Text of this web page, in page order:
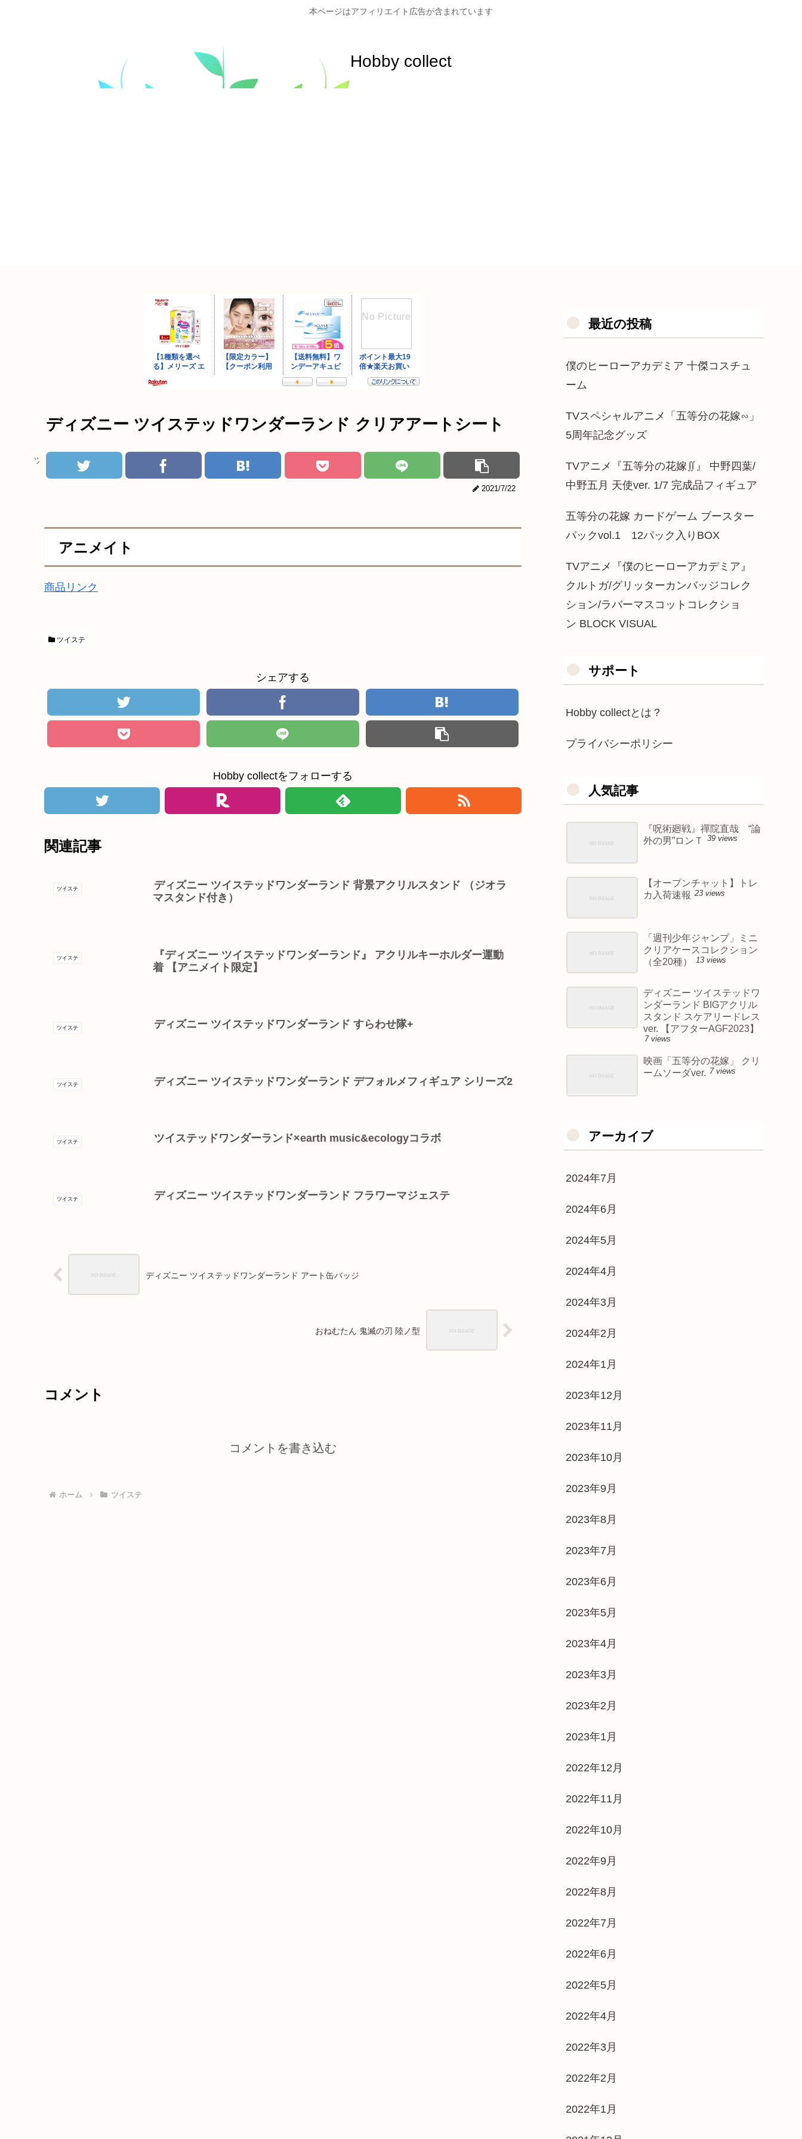
本ページはアフィリエイト広告が含まれています
Hobby collect
ディズニー ツイステッドワンダーランド クリアアートシート
ツイステ
2021/7/22
アニメイト
商品リンク
ツイステ
シェアする
Hobby collectをフォローする
関連記事
ツイステ
ディズニー ツイステッドワンダーランド 背景アクリルスタンド （ジオラ
マスタンド付き）
ツイステ
『ディズニー ツイステッドワンダーランド』 アクリルキーホルダー運動
着 【アニメイト限定】
ツイステ ディズニー ツイステッドワンダーランド すらわせ隊+
ツイステ ディズニー ツイステッドワンダーランド デフォルメフィギュア シリーズ2
ツイステ ツイステッドワンダーランド×earth music&ecologyコラボ
ツイステ ディズニー ツイステッドワンダーランド フラワーマジェステ
ディズニー ツイステッドワンダーランド アート缶バッジ
おねむたん 鬼滅の刃 陸ノ型
コメント
コメントを書き込む
ホーム ツイステ
最近の投稿
僕のヒーローアカデミア 十傑コスチュ
ーム
TVスペシャルアニメ「五等分の花嫁∽」
5周年記念グッズ
TVアニメ『五等分の花嫁∬』 中野四葉/
中野五月 天使ver. 1/7 完成品フィギュア
五等分の花嫁 カードゲーム ブースター
パックvol.1 12パック入りBOX
TVアニメ『僕のヒーローアカデミア』
クルトガ/グリッターカンバッジコレク
ション/ラバーマスコットコレクショ
ン BLOCK VISUAL
サポート
Hobby collectとは？
プライバシーポリシー
人気記事
『呪術廻戦』禪院直哉 “論
外の男”ロンＴ
39 views
【オープンチャット】トレ
カ入荷速報 23 views
「週刊少年ジャンプ」ミニ
クリアケースコレクション
（全20種）
13 views
ディズニー ツイステッドワ
ンダーランド BIGアクリル
スタンド スケアリードレス
ver. 【アフターAGF2023】
7 views
映画「五等分の花嫁」 クリ
ームソーダver. 7 views
アーカイブ
2024年7月
2024年6月
2024年5月
2024年4月
2024年3月
2024年2月
2024年1月
2023年12月
2023年11月
2023年10月
2023年9月
2023年8月
2023年7月
2023年6月
2023年5月
2023年4月
2023年3月
2023年2月
2023年1月
2022年12月
2022年11月
2022年10月
2022年9月
2022年8月
2022年7月
2022年6月
2022年5月
2022年4月
2022年3月
2022年2月
2022年1月